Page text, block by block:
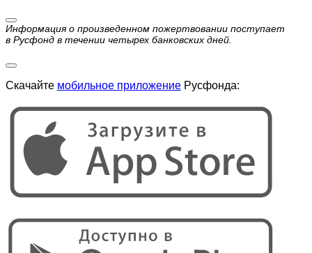
Информация о произведенном пожертвовании поступает
в Русфонд в течении четырех банковских дней.
Скачайте мобильное приложение Русфонда: